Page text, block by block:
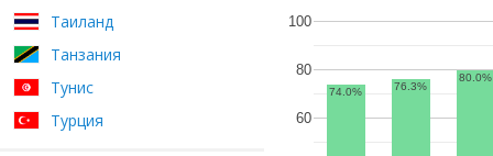
Таиланд
Танзания
Тунис
Турция
60
80
100
74.0% 76.3%
80.0%